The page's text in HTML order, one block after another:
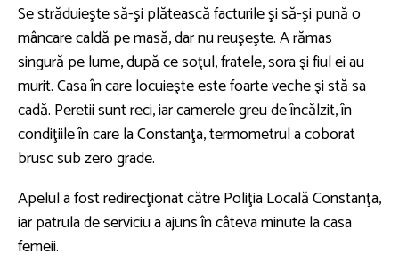
Se străduieşte să-şi plătească facturile şi să-şi pună o
mâncare caldă pe masă, dar nu reuşeşte. A rămas
singură pe lume, după ce soţul, fratele, sora şi fiul ei au
murit. Casa în care locuieşte este foarte veche şi stă sa
cadă. Peretii sunt reci, iar camerele greu de încălzit, în
condiţiile în care la Constanţa, termometrul a coborat
brusc sub zero grade.
Apelul a fost redirecţionat către Poliţia Locală Constanţa,
iar patrula de serviciu a ajuns în câteva minute la casa
femeii.